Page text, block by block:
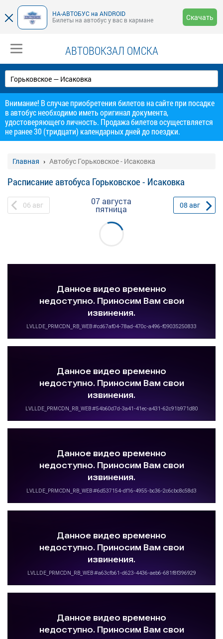
НА-АВТОБУС на ANDROID
Билеты на автобус у вас в кармане
Скачать
АВТОВОКЗАЛ ОМСКА
Внимание! В случае приобретения билетов на сайте при посадке
в автобус необходимо иметь оригинал документа,
удостоверяющего личность. Продажа билетов осуществляется
не ранее 30 (тридцати) календарных дней до поездки.
Главная Автобус Горьковское - Исаковка
Расписание автобуса Горьковское - Исаковка
06 авг 07 августа
пятница 08 авг